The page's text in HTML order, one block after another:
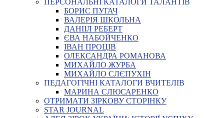
ПЕРСОНАЛЬНІ КАТАЛОГИ ТАЛАНТІВ
БОРИС ПУГАЧ
ВАЛЕРІЯ ШКОЛЬНА
ДАНІІЛ РЕБЕРТ
ЄВА НАБОЙЧЕНКО
ІВАН ПРОЦІВ
ОЛЕКСАНДРА РОМАНОВА
МИХАЙЛО ЖУРБА
МИХАЙЛО СЛЄПУХІН
ПЕДАГОГІЧНІ КАТАЛОГИ ВЧИТЕЛІВ
МАРИНА СЛЮСАРЕНКО
ОТРИМАТИ ЗІРКОВУ СТОРІНКУ
STAR JOURNAL